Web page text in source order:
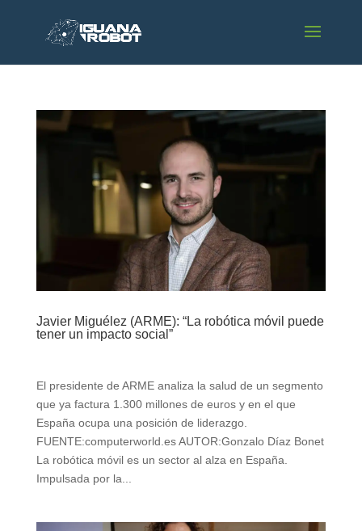
Javier Miguélez (ARME): “La robótica móvil puede
tener un impacto social”
El presidente de ARME analiza la salud de un segmento
que ya factura 1.300 millones de euros y en el que
España ocupa una posición de liderazgo.
FUENTE:computerworld.es AUTOR:Gonzalo Díaz Bonet
La robótica móvil es un sector al alza en España.
Impulsada por la...